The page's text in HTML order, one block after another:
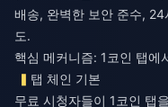
배송, 완벽한 보안 준수,
도.
핵심 메커니즘: 1코인 탭에
탭 체인 기본
무료 시청자들이 1코인 탭